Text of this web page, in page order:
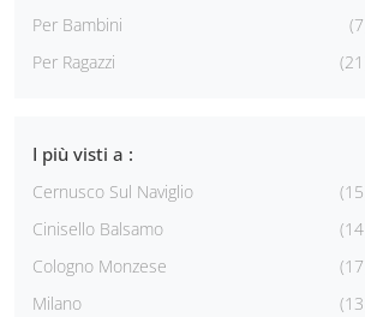
Per Bambini
7
Per Ragazzi
21
I più visti a :
Cernusco Sul Naviglio
15
Cinisello Balsamo
14
Cologno Monzese
17
Milano
13